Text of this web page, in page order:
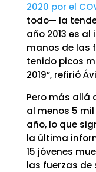
2020 por el
todo— la
año 2013 es
manos de las
tenido picos
2019”, refirió
Pero más allá
al menos 5
año, lo que
la última
15 jóvenes
las fuerzas de